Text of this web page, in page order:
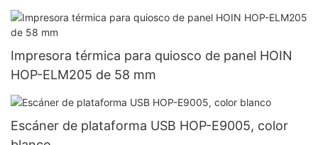
Impresora térmica para quiosco de panel HOIN
HOP-ELM205 de 58 mm
Escáner de plataforma USB HOP-E9005, color